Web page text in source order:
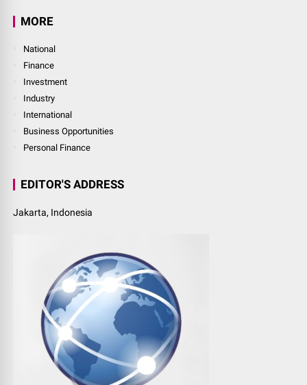
MORE
National
Finance
Investment
Industry
International
Business Opportunities
Personal Finance
EDITOR'S ADDRESS
Jakarta, Indonesia